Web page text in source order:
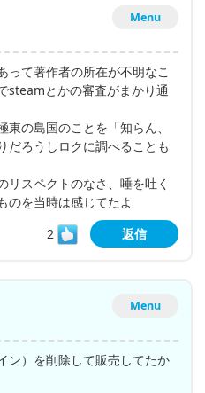
Menu
って著作者の所在が不明なこ
steamとかの審査がまかり通
の島国のことを「知らん、
だろうしロクに調べることも
リスペクトのなさ、唾を吐く
のを当時は感じてたよ
2
返信
Menu
ン）を削除して販売してたか